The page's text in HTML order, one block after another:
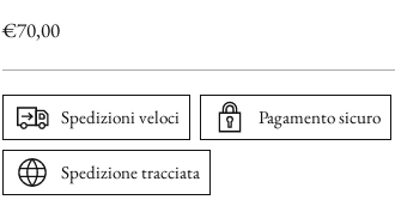
Prezzo
listino
€70,00
Spedizioni veloci Pagamento sicuro
Spedizione tracciata